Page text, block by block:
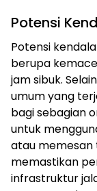
Potensi
Potensi
berupa
jam sibuk.
umum yang
bagi sebagian
untuk
atau memesan
memastikan
infrastruktur